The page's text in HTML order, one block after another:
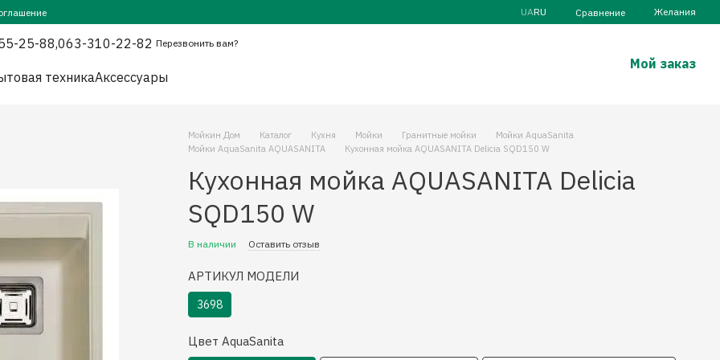
UARU Сравнение Желания
25-88,063-310-22-82 Перезвонить вам?
техникаАксессуары
Мой заказ
Мойкин Дом Каталог Кухня Мойки Гранитные мойки
Мойки AquaSanita
Мойки AquaSanita AQUASANITA
Кухонная мойка AQUASANITA Delicia SQD150 W
Кухонная мойка AQUASANITA Delicia
SQD150 W
В наличии Оставить отзыв
АРТИКУЛ МОДЕЛИ
3698
Цвет AquaSanita